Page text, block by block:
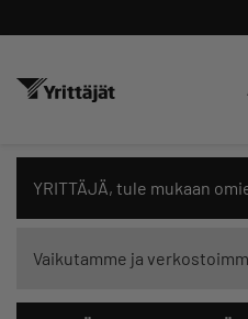
YRITTÄJÄ, tule mukaan
Vaikutamme ja
Sök